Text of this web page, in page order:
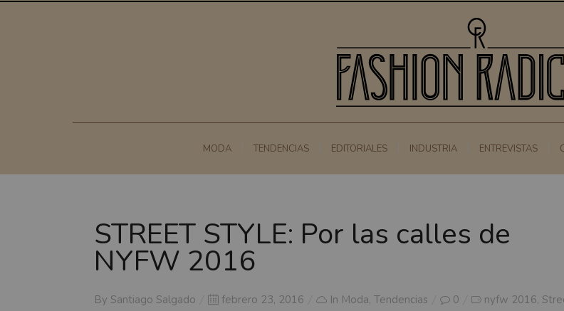
MODA TENDENCIAS EDITORIALES INDUSTRIA ENTREVISTAS
STREET STYLE: Por las calles de
NYFW 2016
By Santiago Salgado
Posted
febrero 23, 2016 In Moda, Tendencias 0 nyfw 2016,